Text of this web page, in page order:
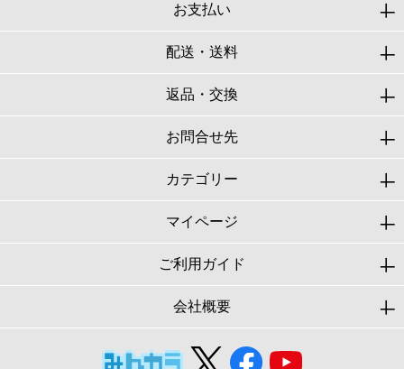
お支払い
配送・送料
返品・交換
お問合せ先
カテゴリー
マイページ
ご利用ガイド
会社概要